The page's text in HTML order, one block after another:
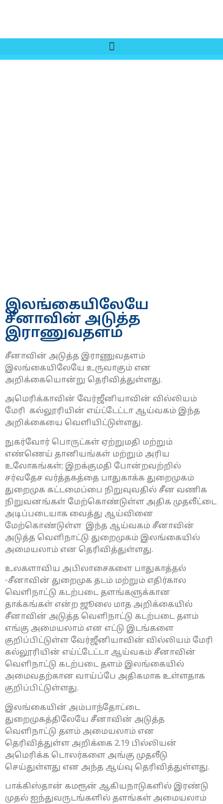
இலங்கையிலேயே
சீனாவின் அடுத்த
இராணுவதளம்
சீனாவின் அடுத்த இராணுவதளம்
இலங்கையிலேயே உருவாகும் என
அறிக்கையொன்று தெரிவித்துள்ளது.
அமெரிக்காவின் வேர்ஜீனியாவின் வில்லியம்
மேரி கல்லூரியின் எய்ட்டேட்டா ஆய்வகம் இந்த
அறிக்கையை வெளியிட்டுள்ளது.
நுகர்வோர் பொருட்கள் ஏற்றுமதி மற்றும்
எண்ணெய் தானியங்கள் மற்றும் அரிய
உலோகங்கள்; இறக்குமதி போன்றவற்றில்
சர்வதேச வர்த்தகத்தை பாதுகாக்க துறைமுகம்
துறைமுக கட்டமைப்பை நிறுவுவதில் சீன வணிக
நிறுவனங்கள் மேற்கொண்டுள்ள அதிக முதலீட்டை
அடிப்படையாக வைத்து ஆய்வினை
மேற்கொண்டுள்ள இந்த ஆய்வகம் சீனாவின்
அடுத்த வெளிநாட்டு துறைமுகம் இலங்கையில்
அமையலாம் என தெரிவித்துள்ளது.
உலகளாவிய அபிலாசைகளை பாதுகாத்தல்
-சீனாவின் துறைமுக தடம் மற்றும் எதிர்கால
வெளிநாட்டு கடற்படை தளங்களுக்கான
தாக்கங்கள் என்ற ஜூலை மாத அறிக்கையில்
சீனாவின் அடுத்த வெளிநாட்டு கடற்படை தளம்
எங்கு அமையலாம் என எட்டு இடங்களை
குறிப்பிட்டுள்ள வேர்ஜீனியாவின் வில்லியம் மேரி
கல்லூரியின் எய்ட்டேட்டா ஆய்வகம் சீனாவின்
வெளிநாட்டு கடற்படை தளம் இலங்கையில்
அமைவதற்கான வாய்ப்பே அதிகமாக உள்ளதாக
குறிப்பிட்டுள்ளது.
இலங்கையின் அம்பாந்தோட்டை
துறைமுகத்திலேயே சீனாவின் அடுத்த
வெளிநாட்டு தளம் அமையலாம் என
தெரிவித்துள்ள அறிக்கை 2.19 பில்லியன்
அமெரிக்க டொலர்களை அங்கு முதலீடு
செய்துள்ளது என அந்த ஆய்வு தெரிவித்துள்ளது.
பாக்கிஸ்தான் கமரூன் ஆகியநாடுகளில் இரண்டு
முதல் ஐந்துவருடங்களில் தளங்கள் அமையலாம்